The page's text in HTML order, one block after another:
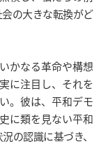
の大きな転換がど
かなる革命や構想
に注目し、それを
。彼は、平和デモ
に類を見ない平和
の認識に基づき、